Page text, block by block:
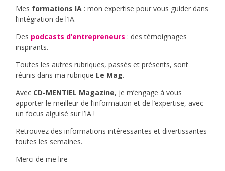
Mes formations IA : mon expertise pour vous guider dans
l’intégration de l’IA.
Des podcasts d’entrepreneurs : des témoignages
inspirants.
Toutes les autres rubriques, passés et présents, sont
réunis dans ma rubrique Le Mag.
Avec CD-MENTIEL Magazine, je m’engage à vous
apporter le meilleur de l’information et de l’expertise, avec
un focus aiguisé sur l’IA !
Retrouvez des informations intéressantes et divertissantes
toutes les semaines.
Merci de me lire